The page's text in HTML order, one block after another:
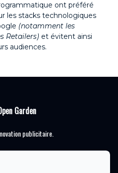
ont préféré
les stacks technologiques
(notamment les
Retailers) et évitent ainsi
audiences.
Garden
publicitaire.